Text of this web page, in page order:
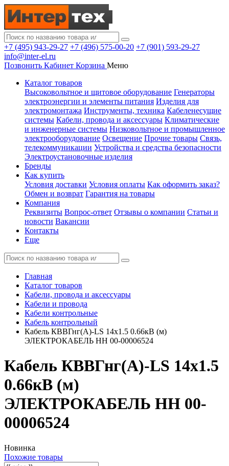
+7 (495) 943-29-27 +7 (496) 575-00-20 +7 (901) 593-29-27
info@inter-el.ru
Позвонить Кабинет Корзина Меню
Каталог товаров
Высоковольтное и щитовое оборудование Генераторы
электроэнергии и элементы питания Изделия для
электромонтажа Инструменты, техника Кабеленесущие
системы Кабели, провода и аксессуары Климатические
и инженерные системы Низковольтное и промышленное
электрооборудование Освещение Прочие товары Связь,
телекоммуникации Устройства и средства безопасности
Электроустановочные изделия
Бренды
Как купить
Условия доставки Условия оплаты Как оформить заказ?
Обмен и возврат Гарантия на товары
Компания
Реквизиты Вопрос-ответ Отзывы о компании Статьи и
новости Вакансии
Контакты
Еще
Главная
Каталог товаров
Кабели, провода и аксессуары
Кабели и провода
Кабели контрольные
Кабель контрольный
Кабель КВВГнг(А)-LS 14х1.5 0.66кВ (м)
ЭЛЕКТРОКАБЕЛЬ НН 00-00006524
Кабель КВВГнг(А)-LS 14х1.5
0.66кВ (м)
ЭЛЕКТРОКАБЕЛЬ НН 00-
00006524
Новинка
Похожие товары